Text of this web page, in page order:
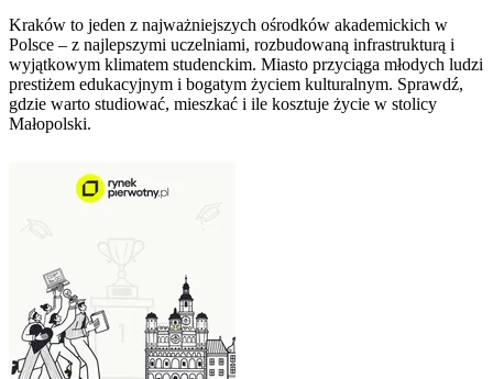
Kraków to jeden z najważniejszych ośrodków akademickich w
Polsce – z najlepszymi uczelniami, rozbudowaną infrastrukturą i
wyjątkowym klimatem studenckim. Miasto przyciąga młodych ludzi
prestiżem edukacyjnym i bogatym życiem kulturalnym. Sprawdź,
gdzie warto studiować, mieszkać i ile kosztuje życie w stolicy
Małopolski.